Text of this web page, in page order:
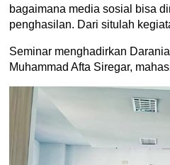
bagaimana media sosial bisa
penghasilan. Dari situlah
Seminar menghadirkan
Muhammad Afta Siregar,